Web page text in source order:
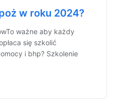
w roku 2024?
ważne aby każdy
się szkolić
i bhp? Szkolenie